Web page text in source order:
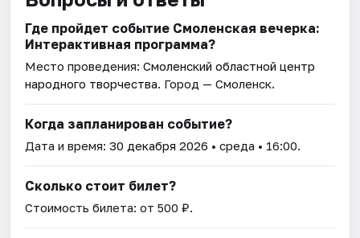
Где пройдет событие Смоленская вечерка:
Интерактивная программа?
Место проведения:Смоленский областной центр
народного творчества. Город — Смоленск.
Когда запланирован событие?
Дата и время:30 декабря 2026 • среда • 16:00.
Сколько стоит билет?
Стоимость билета: от 500 ₽.